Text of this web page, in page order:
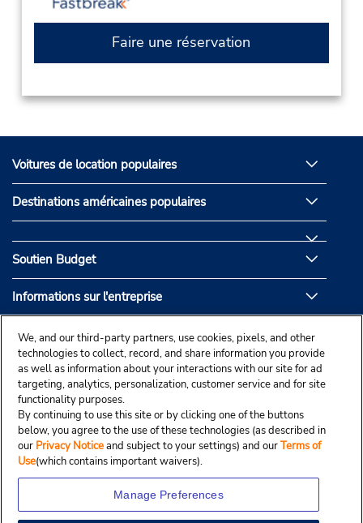
Faire une réservation
Voitures de location populaires
Destinations américaines populaires
Soutien Budget
Informations sur l'entreprise
Partenaires de Budget
We, and our third-party partners, use cookies, pixels, and other
technologies to collect, record, and share information you provide
as well as information about your interactions with our site for ad
targeting, analytics, personalization, customer service and for site
functionality purposes.
By continuing to use this site or by clicking one of the buttons
below, you agree to the use of these technologies (as described in
our Privacy Noticeand subject to your settings) and ourTerms of
Use(which contains important waivers).
Manage Preferences